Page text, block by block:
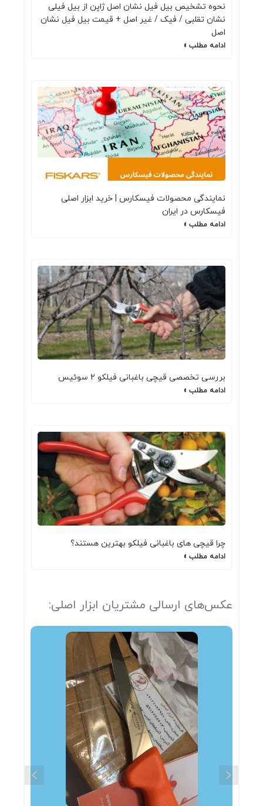
نحوه تشخیص بیل فیل نشان اصل ژاپن از بیل فیلی
نشان تقلبی / فیک / غیر اصل + قیمت بیل فیل نشان
اصل
ادامه مطلب »
نمایندگی محصولات فیسکارس | خرید ابزار اصلی
فیسکارس در ایران
ادامه مطلب »
بررسی تخصصی قیچی باغبانی فیلکو 2 سوئیس
ادامه مطلب »
چرا قیچی های باغبانی فیلکو بهترین هستند؟
ادامه مطلب »
عکس‌های ارسالی مشتریان ابزار اصلی: